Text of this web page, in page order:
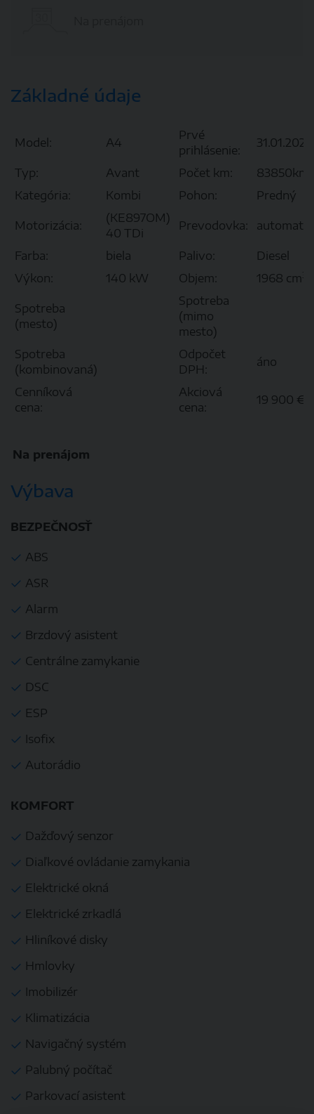
Základné údaje
Model: A4
Prvé
prihlásenie:
31.01.2020
Typ: Avant Počet km:
83850km
Kategória:
Kombi Pohon: Predný
Motorizácia:
(KE897OM)
40 TDi
Prevodovka: automat
Farba: biela Palivo:
Diesel
Výkon:
140 kW Objem: 1968 cm3
Spotreba
(mesto)
Spotreba
(mimo
mesto)
Spotreba
(kombinovaná)
Odpočet
DPH:
áno
Cenníková
cena:
Akciová
cena:
19 900 €
Na prenájom
Výbava
BEZPEČNOSŤ
ABS
ASR
Alarm
Brzdový asistent
Centrálne zamykanie
DSC
ESP
Isofix
Autorádio
KOMFORT
Dažďový senzor
Diaľkové ovládanie zamykania
Elektrické okná
Elektrické zrkadlá
Hliníkové disky
Hmlovky
Imobilizér
Klimatizácia
Navigačný systém
Palubný počítač
Parkovací asistent